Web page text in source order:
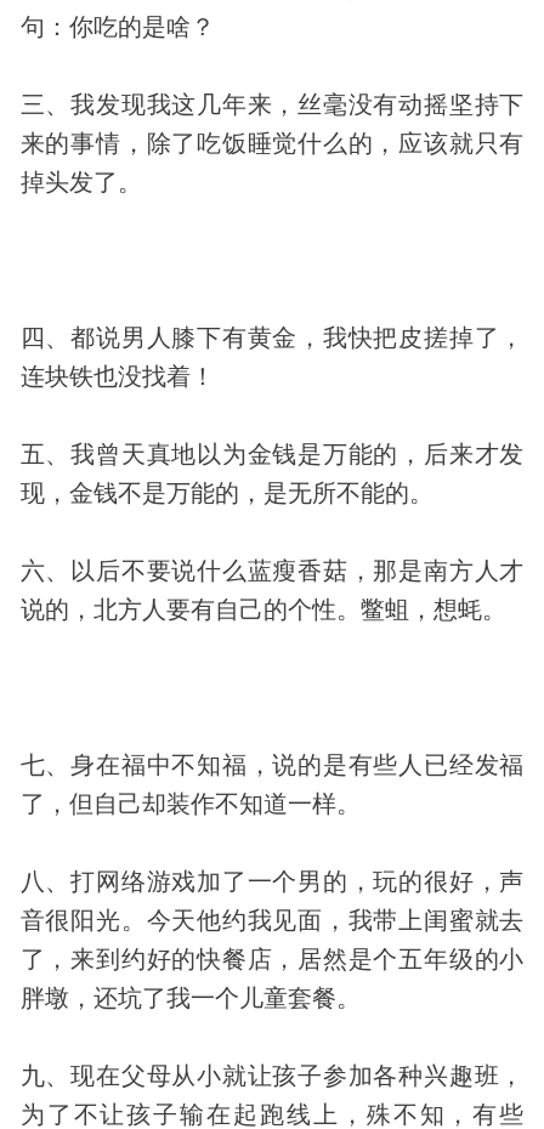
句：你吃的是啥？
三、我发现我这几年来，丝毫没有动摇坚持下
来的事情，除了吃饭睡觉什么的，应该就只有
掉头发了。
四、都说男人膝下有黄金，我快把皮搓掉了，
连块铁也没找着！
五、我曾天真地以为金钱是万能的，后来才发
现，金钱不是万能的，是无所不能的。
六、以后不要说什么蓝瘦香菇，那是南方人才
说的，北方人要有自己的个性。鳖蛆，想蚝。
七、身在福中不知福，说的是有些人已经发福
了，但自己却装作不知道一样。
八、打网络游戏加了一个男的，玩的很好，声
音很阳光。今天他约我见面，我带上闺蜜就去
了，来到约好的快餐店，居然是个五年级的小
胖墩，还坑了我一个儿童套餐。
九、现在父母从小就让孩子参加各种兴趣班，
为了不让孩子输在起跑线上，殊不知，有些